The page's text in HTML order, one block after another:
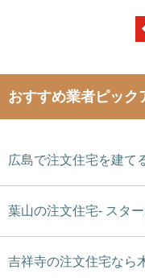
おすすめ業者ピック
広島で注文住宅を建て
葉山の注文住宅- スタ
吉祥寺の注文住宅なら